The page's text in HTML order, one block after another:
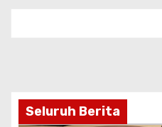
Seluruh Berita